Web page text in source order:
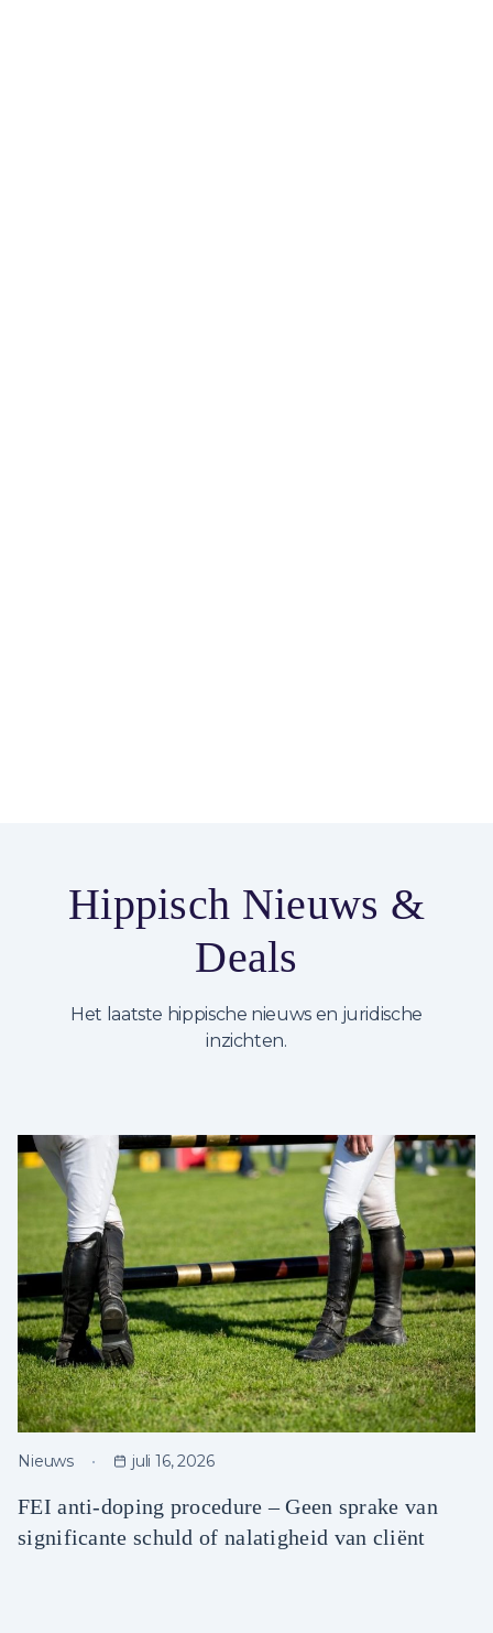
Hippisch Nieuws &
Deals
Het laatste hippische nieuws en juridische
inzichten.
Nieuws juli 16, 2026
FEI anti-doping procedure – Geen sprake van
significante schuld of nalatigheid van cliënt